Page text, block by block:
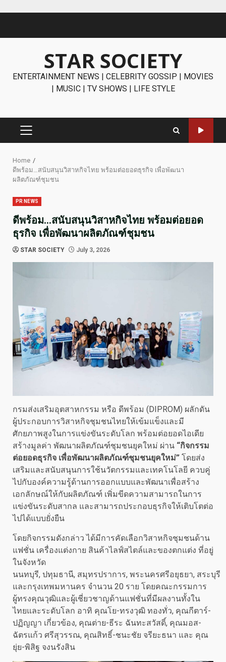
STAR SOCIETY
ENTERTAINMENT NEWS | CELEBRITY GOSSIP | MOVIES
| MUSIC | TV SHOWS | LIFE STYLE
PRIMARY
Home
ดีพร้อม…สนับสนุนวิสาหกิจไทย พร้อมต่อยอดธุรกิจ เพื่อพัฒนา
ผลิตภัณฑ์ชุมชน
PR NEWS
ดีพร้อม…สนับสนุนวิสาหกิจไทย พร้อมต่อยอด
ธุรกิจ เพื่อพัฒนาผลิตภัณฑ์ชุมชน
STAR SOCIETY July 3, 2026
กรมส่งเสริมอุตสาหกรรม หรือ ดีพร้อม (DIPROM) ผลักดัน
ผู้ประกอบการวิสาหกิจชุมชนไทยให้เข้มแข็งและมี
ศักยภาพสูงในการแข่งขันระดับโลก พร้อมต่อยอดไอเดีย
สร้างมูลค่า พัฒนาผลิตภัณฑ์ชุมชนยุคใหม่ ผ่าน “กิจกรรม
ต่อยอดธุรกิจ เพื่อพัฒนาผลิตภัณฑ์ชุมชนยุคใหม่” โดยส่ง
เสริมและสนับสนุนการใช้นวัตกรรมและเทคโนโลยี ควบคู่
ไปกับองค์ความรู้ด้านการออกแบบและพัฒนาเพื่อสร้าง
เอกลักษณ์ให้กับผลิตภัณฑ์ เพิ่มขีดความสามารถในการ
แข่งขันระดับสากล และสามารถประกอบธุรกิจให้เติบโตต่อ
ไปได้แบบยั่งยืน
โดยกิจกรรมดังกล่าว ได้มีการคัดเลือกวิสาหกิจชุมชนด้าน
แฟชั่น เครื่องแต่งกาย สินค้าไลฟ์สไตล์และของตกแต่ง ที่อยู่
ในจังหวัด
นนทบุรี, ปทุมธานี, สมุทรปราการ, พระนครศรีอยุธยา, สระบุรี
และกรุงเทพมหานคร จำนวน 20 ราย โดยคณะกรรมการ
ผู้ทรงคุณวุฒิและผู้เชี่ยวชาญด้านแฟชั่นที่มีผลงานทั้งใน
ไทยและระดับโลก อาทิ คุณโย-ทรงวุฒิ ทองทั่ว, คุณกีตาร์-
ปฏิญญา เกี่ยวข้อง, คุณต่าย-ธีระ ฉันทะสวัสดิ์, คุณมอส-
ฉัตรแก้ว ศรีสุวรรณ, คุณสิทธิ์-ชนะชัย จรียะธนา และ คุณ
ยุ่ย-พิสิฐ จงนรังสิน